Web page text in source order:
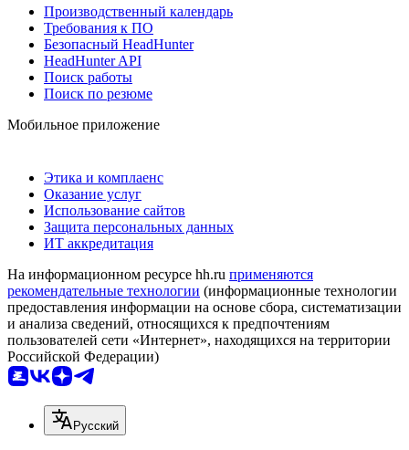
Производственный календарь
Требования к ПО
Безопасный HeadHunter
HeadHunter API
Поиск работы
Поиск по резюме
Мобильное приложение
Этика и комплаенс
Оказание услуг
Использование сайтов
Защита персональных данных
ИТ аккредитация
На информационном ресурсе hh.ru применяются
рекомендательные технологии (информационные технологии
предоставления информации на основе сбора, систематизации
и анализа сведений, относящихся к предпочтениям
пользователей сети «Интернет», находящихся на территории
Российской Федерации)
Русский